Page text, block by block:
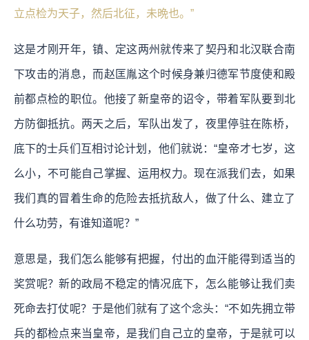
立点检为天子，然后北征，未晩也。”
这是才刚开年，镇、定这两州就传来了契丹和北汉联合南
下攻击的消息，而赵匡胤这个时候身兼归德军节度使和殿
前都点检的职位。他接了新皇帝的诏令，带着军队要到北
方防御抵抗。两天之后，军队出发了，夜里停驻在陈桥，
底下的士兵们互相讨论计划，他们就说：“皇帝才七岁，这
么小，不可能自己掌握、运用权力。现在派我们去，如果
我们真的冒着生命的危险去抵抗敌人，做了什么、建立了
什么功劳，有谁知道呢？”
意思是，我们怎么能够有把握，付出的血汗能得到适当的
奖赏呢？新的政局不稳定的情况底下，怎么能够让我们卖
死命去打仗呢？于是他们就有了这个念头：“不如先拥立带
兵的都检点来当皇帝，是我们自己立的皇帝，于是就可以